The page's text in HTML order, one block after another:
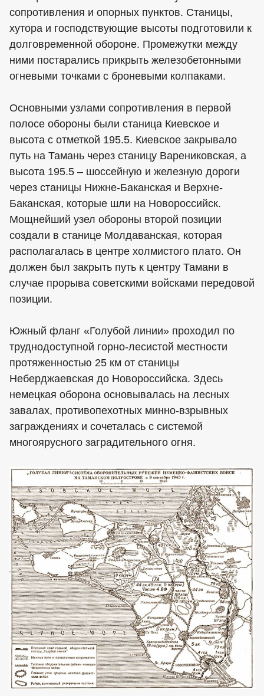
сопротивления и опорных пунктов. Станицы,
хутора и господствующие высоты подготовили к
долговременной обороне. Промежутки между
ними постарались прикрыть железобетонными
огневыми точками с броневыми колпаками.
Основными узлами сопротивления в первой
полосе обороны были станица Киевское и
высота с отметкой 195.5. Киевское закрывало
путь на Тамань через станицу Варениковская, а
высота 195.5 – шоссейную и железную дороги
через станицы Нижне-Баканская и Верхне-
Баканская, которые шли на Новороссийск.
Мощнейший узел обороны второй позиции
создали в станице Молдаванская, которая
располагалась в центре холмистого плато. Он
должен был закрыть путь к центру Тамани в
случае прорыва советскими войсками передовой
позиции.
Южный фланг «Голубой линии» проходил по
труднодоступной горно-лесистой местности
протяженностью 25 км от станицы
Неберджаевская до Новороссийска. Здесь
немецкая оборона основывалась на лесных
завалах, противопехотных минно-взрывных
заграждениях и сочеталась с системой
многоярусного заградительного огня.